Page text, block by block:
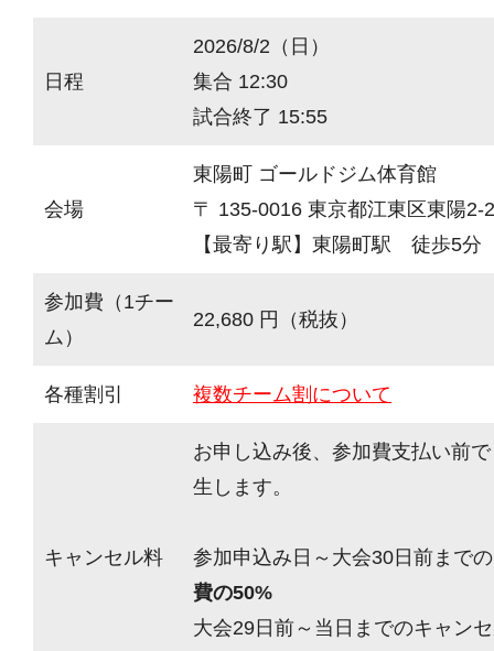
日程
2026/8/2（日）
集合 12:30
試合終了 15:55
会場
東陽町 ゴールドジム体育館
〒 135-0016 東京都江東区東陽2-
【最寄り駅】東陽町駅 徒歩5分
参加費（1チー
ム）
22,680 円（税抜）
各種割引 複数チーム割について
キャンセル料
お申し込み後、参加費支払い前
生します。
参加申込み日～大会30日前まで
費の50%
大会29日前～当日までのキャン